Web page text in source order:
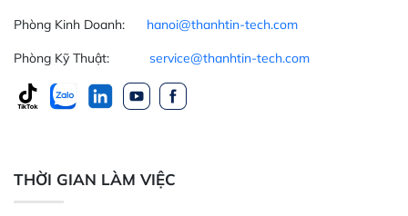
Phòng Kinh Doanh: hanoi@thanhtin-tech.com
Phòng Kỹ Thuật: service@thanhtin-tech.com
THỜI GIAN LÀM VIỆC